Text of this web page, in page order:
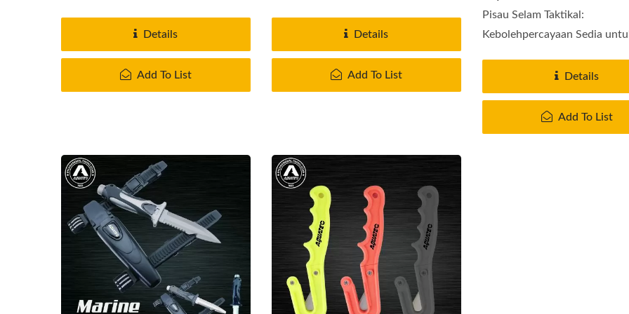
Details
Add To List
Details
Add To List
Pisau Selam Taktikal:
Kebolehpercayaan Sedia
Details
Add To List